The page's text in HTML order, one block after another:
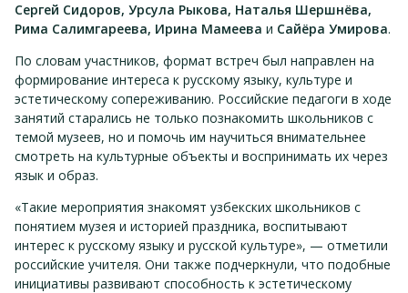
Сергей Сидоров, Урсула Рыкова, Наталья Шершнёва,
Рима Салимгареева, Ирина Мамеева и Сайёра Умирова.
По словам участников, формат встреч был направлен на
формирование интереса к русскому языку, культуре и
эстетическому сопереживанию. Российские педагоги в ходе
занятий старались не только познакомить школьников с
темой музеев, но и помочь им научиться внимательнее
смотреть на культурные объекты и воспринимать их через
язык и образ.
«Такие мероприятия знакомят узбекских школьников с
понятием музея и историей праздника, воспитывают
интерес к русскому языку и русской культуре», — отметили
российские учителя. Они также подчеркнули, что подобные
инициативы развивают способность к эстетическому